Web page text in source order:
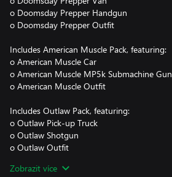
o Doomsday Prepper Handgun
o Doomsday Prepper Outfit
Includes American Muscle Pack, featuring:
o American Muscle Car
o American Muscle MP5k Submachine Gun
o American Muscle Outfit
Includes Outlaw Pack, featuring:
o Outlaw Pick-up Truck
o Outlaw Shotgun
o Outlaw Outfit
Includes Explosive Pack, featuring:
Zobrazit více